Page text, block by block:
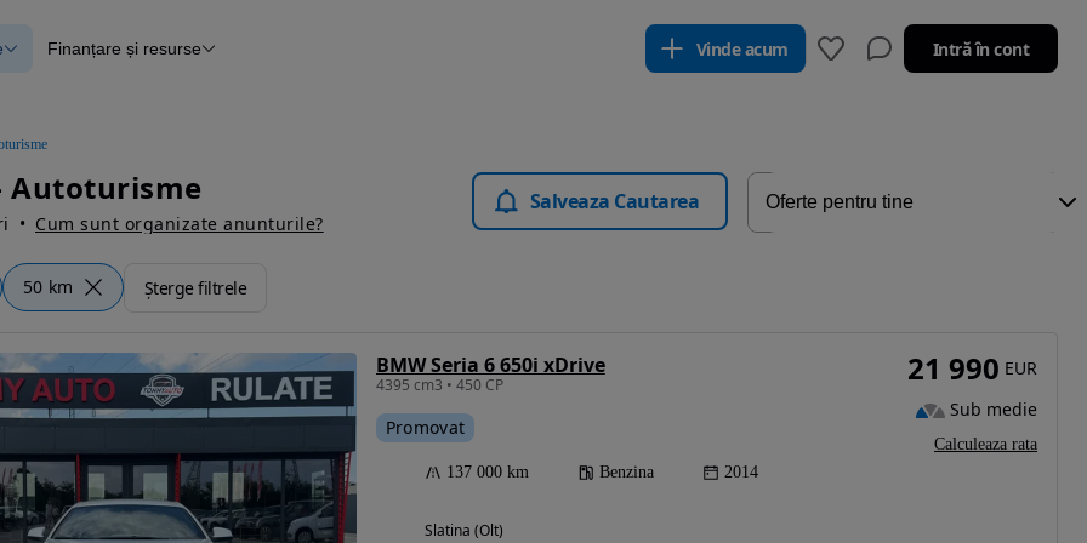
verificate
Finanțare și resurse Vinde acum Intră în cont
Autoturisme
Cum sunt organizate anunturile?
Salveaza Cautarea
50 km Șterge filtrele
BMW Seria 6 650i xDrive
4395 cm3 • 450 CP
Promovat
137 000 km Benzina 2014
Slatina (Olt)
21 990 EUR
Sub medie
Calculeaza rata